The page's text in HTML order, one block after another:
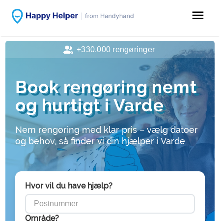
menu
Book rengøring nemt
og hurtigt i Varde
Nem rengøring med klar pris – vælg datoer
og behov, så finder vi din hjælper i Varde
Hvor vil du have hjælp?
Område?
+330.000 rengøringer